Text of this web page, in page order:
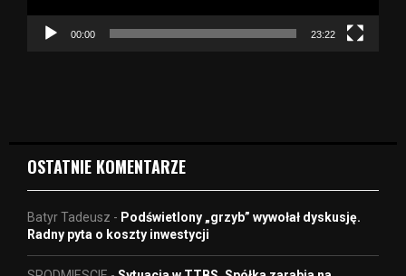
c
00:00 23:22
OSTATNIE KOMENTARZE
Batyr Tadeusz - Podświetlony „grzyb” wywołał dyskusję.
Radny pyta o koszty inwestycji